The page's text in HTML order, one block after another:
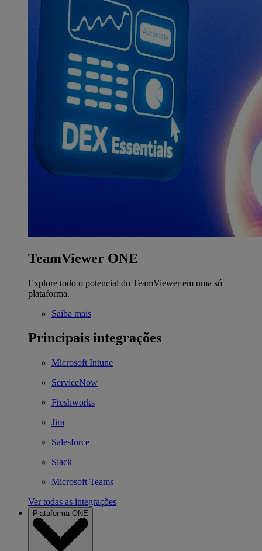
TeamViewer ONE
Explore todo o potencial do TeamViewer em uma só
plataforma.
Saiba mais
Principais integrações
Microsoft Intune
ServiceNow
Freshworks
Jira
Salesforce
Slack
Microsoft Teams
Ver todas as integrações
Plataforma ONE